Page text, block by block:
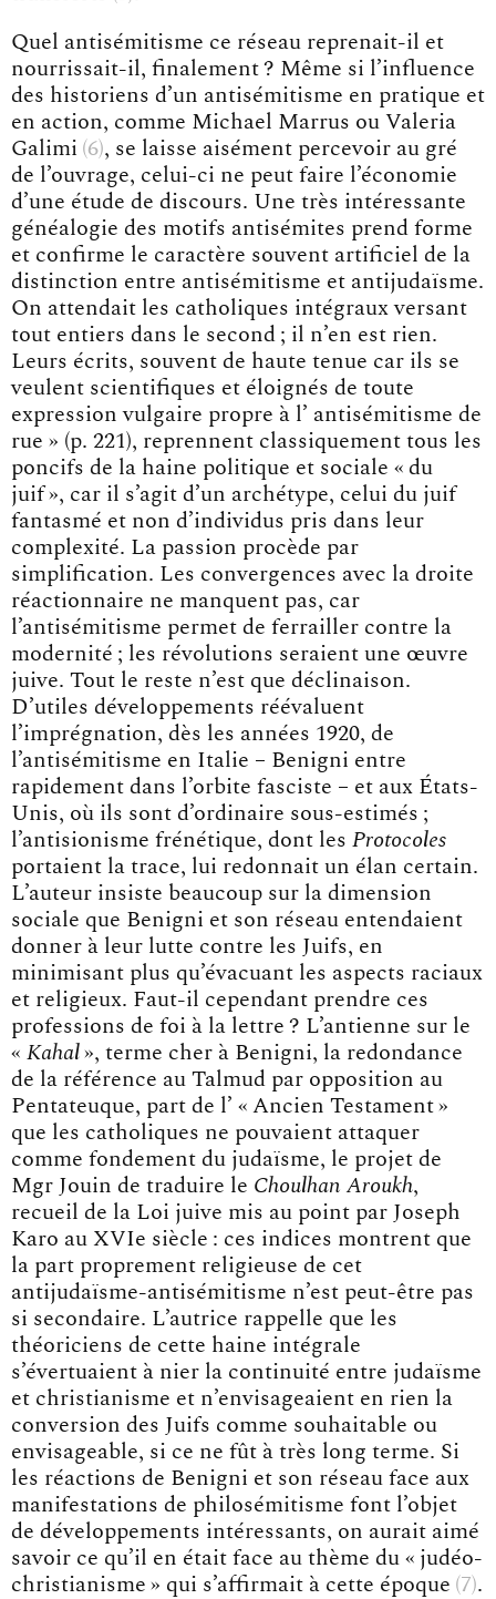
Quel antisémitisme ce réseau reprenait-il et
nourrissait-il, finalement ? Même si l’influence
des historiens d’un antisémitisme en pratique et
en action, comme Michael Marrus ou Valeria
Galimi 6 , se laisse aisément percevoir au gré
de l’ouvrage, celui-ci ne peut faire l’économie
d’une étude de discours. Une très intéressante
généalogie des motifs antisémites prend forme
et confirme le caractère souvent artificiel de la
distinction entre antisémitisme et antijudaïsme.
On attendait les catholiques intégraux versant
tout entiers dans le second ; il n’en est rien.
Leurs écrits, souvent de haute tenue car ils se
veulent scientifiques et éloignés de toute
expression vulgaire propre à l’ antisémitisme de
rue » (p. 221), reprennent classiquement tous les
poncifs de la haine politique et sociale « du
juif », car il s’agit d’un archétype, celui du juif
fantasmé et non d’individus pris dans leur
complexité. La passion procède par
simplification. Les convergences avec la droite
réactionnaire ne manquent pas, car
l’antisémitisme permet de ferrailler contre la
modernité ; les révolutions seraient une œuvre
juive. Tout le reste n’est que déclinaison.
D’utiles développements réévaluent
l’imprégnation, dès les années 1920, de
l’antisémitisme en Italie – Benigni entre
rapidement dans l’orbite fasciste – et aux États-
Unis, où ils sont d’ordinaire sous-estimés ;
l’antisionisme frénétique, dont les Protocoles
portaient la trace, lui redonnait un élan certain.
L’auteur insiste beaucoup sur la dimension
sociale que Benigni et son réseau entendaient
donner à leur lutte contre les Juifs, en
minimisant plus qu’évacuant les aspects raciaux
et religieux. Faut-il cependant prendre ces
professions de foi à la lettre ? L’antienne sur le
« Kahal », terme cher à Benigni, la redondance
de la référence au Talmud par opposition au
Pentateuque, part de l’ « Ancien Testament »
que les catholiques ne pouvaient attaquer
comme fondement du judaïsme, le projet de
Mgr Jouin de traduire le Choulhan Aroukh,
recueil de la Loi juive mis au point par Joseph
Karo au XVIe siècle : ces indices montrent que
la part proprement religieuse de cet
antijudaïsme-antisémitisme n’est peut-être pas
si secondaire. L’autrice rappelle que les
théoriciens de cette haine intégrale
s’évertuaient à nier la continuité entre judaïsme
et christianisme et n’envisageaient en rien la
conversion des Juifs comme souhaitable ou
envisageable, si ce ne fût à très long terme. Si
les réactions de Benigni et son réseau face aux
manifestations de philosémitisme font l’objet
de développements intéressants, on aurait aimé
savoir ce qu’il en était face au thème du « judéo-
christianisme » qui s’affirmait à cette époque 7 .